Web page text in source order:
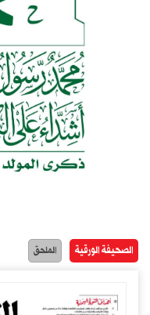
الصحيفة الورقية الملحق